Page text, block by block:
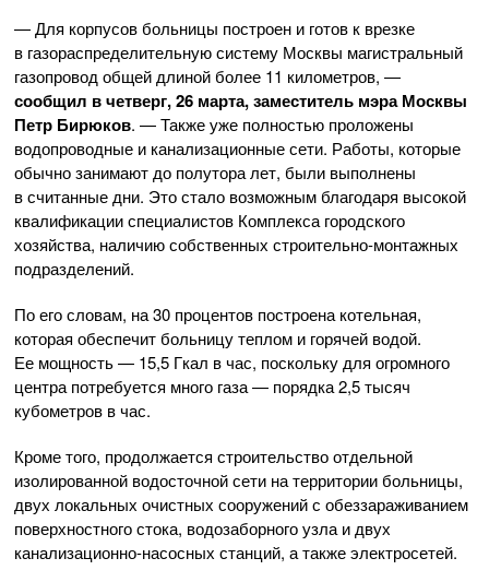
— Для корпусов больницы построен и готов к врезке
в газораспределительную систему Москвы магистральный
газопровод общей длиной более 11 километров, —
сообщил в четверг, 26 марта, заместитель мэра Москвы
Петр Бирюков. — Также уже полностью проложены
водопроводные и канализационные сети. Работы, которые
обычно занимают до полутора лет, были выполнены
в считанные дни. Это стало возможным благодаря высокой
квалификации специалистов Комплекса городского
хозяйства, наличию собственных строительно-монтажных
подразделений.
По его словам, на 30 процентов построена котельная,
которая обеспечит больницу теплом и горячей водой.
Ее мощность — 15,5 Гкал в час, поскольку для огромного
центра потребуется много газа — порядка 2,5 тысяч
кубометров в час.
Кроме того, продолжается строительство отдельной
изолированной водосточной сети на территории больницы,
двух локальных очистных сооружений с обеззараживанием
поверхностного стока, водозаборного узла и двух
канализационно-насосных станций, а также электросетей.